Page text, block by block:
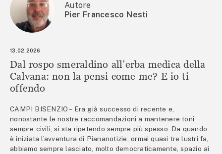
Autore
Pier Francesco Nesti
13.02.2026
Dal rospo smeraldino all’erba medica della
Calvana: non la pensi come me? E io ti
offendo
CAMPI BISENZIO – Era già successo di recente e,
nonostante le nostre raccomandazioni a mantenere toni
sempre civili, si sta ripetendo sempre più spesso. Da quando
è iniziata l’avventura di Piananotizie, ormai quasi tre lustri fa,
abbiamo sempre lasciato, molto democraticamente, spazio ai